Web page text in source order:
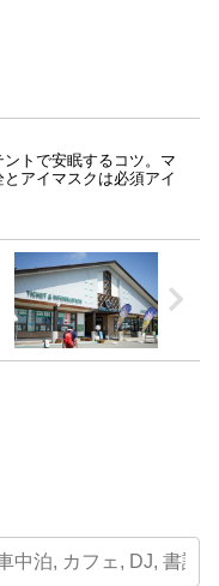
トで安眠するコツ。マ
とアイマスクは必須アイ